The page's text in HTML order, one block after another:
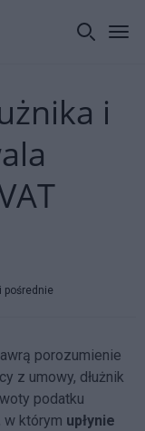
i
pośrednie
porozumienie
z umowy, dłużnik
podatku
w którym upłynie